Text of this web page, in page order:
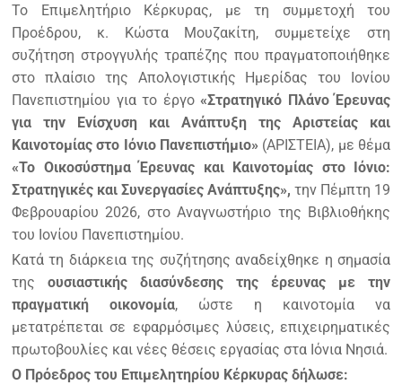
Το Επιμελητήριο Κέρκυρας, με τη συμμετοχή του
Προέδρου, κ. Κώστα Μουζακίτη, συμμετείχε στη
συζήτηση στρογγυλής τραπέζης που πραγματοποιήθηκε
στο πλαίσιο της Απολογιστικής Ημερίδας του Ιονίου
Πανεπιστημίου για το έργο «Στρατηγικό Πλάνο Έρευνας
για την Ενίσχυση και Ανάπτυξη της Αριστείας και
Καινοτομίας στο Ιόνιο Πανεπιστήμιο» (ΑΡΙΣΤΕΙΑ), με θέμα
«Το Οικοσύστημα Έρευνας και Καινοτομίας στο Ιόνιο:
Στρατηγικές και Συνεργασίες Ανάπτυξης», την Πέμπτη 19
Φεβρουαρίου 2026, στο Αναγνωστήριο της Βιβλιοθήκης
του Ιονίου Πανεπιστημίου.
Κατά τη διάρκεια της συζήτησης αναδείχθηκε η σημασία
της ουσιαστικής διασύνδεσης της έρευνας με την
πραγματική οικονομία, ώστε η καινοτομία να
μετατρέπεται σε εφαρμόσιμες λύσεις, επιχειρηματικές
πρωτοβουλίες και νέες θέσεις εργασίας στα Ιόνια Νησιά.
Ο Πρόεδρος του Επιμελητηρίου Κέρκυρας δήλωσε: